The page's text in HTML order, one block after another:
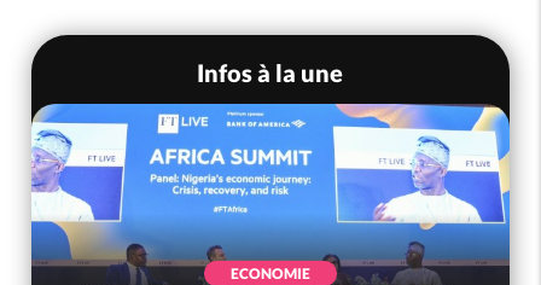
Infos à la une
SOCIÉTÉ